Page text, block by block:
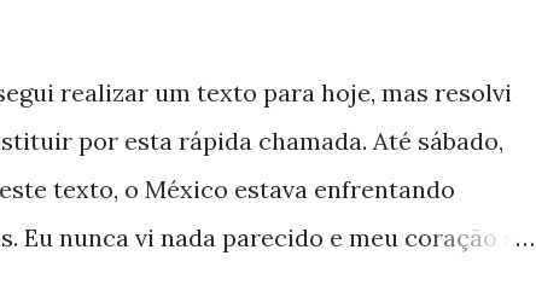
realizar um texto para hoje, mas resolvi
por esta rápida chamada. Até sábado,
texto, o México estava enfrentando
Eu nunca vi nada parecido e meu coração se